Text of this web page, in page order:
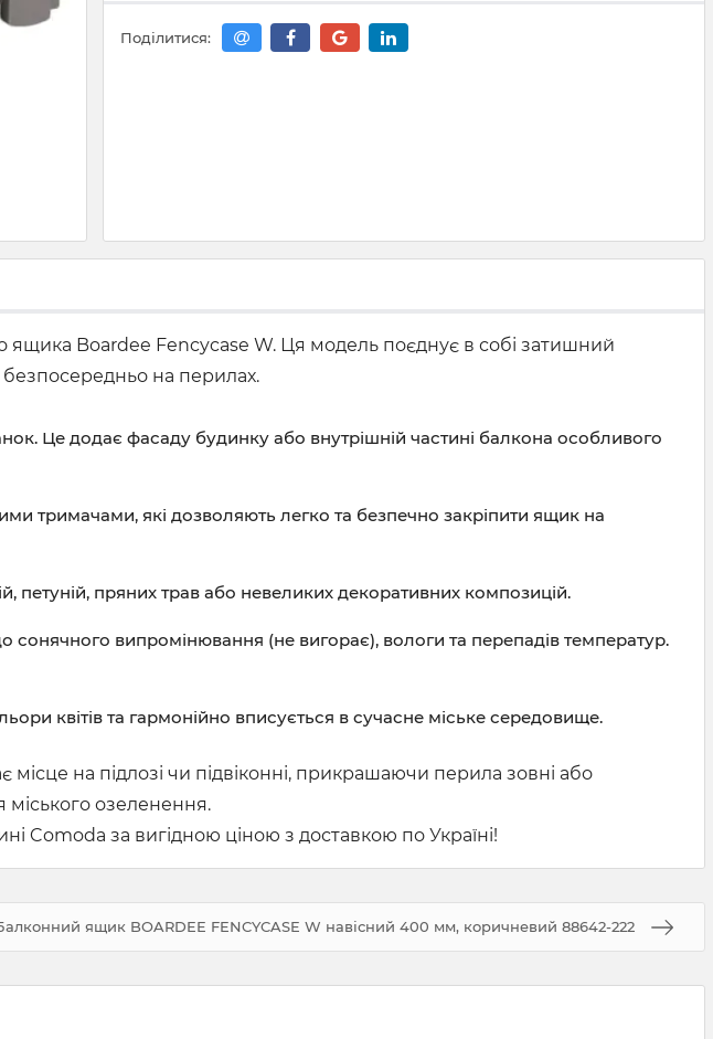
Поділитися:
ящика Boardee Fencycase W. Ця модель поєднує в собі затишний
безпосередньо на перилах.
Це додає фасаду будинку або внутрішній частині балкона особливого
тримачами, які дозволяють легко та безпечно закріпити ящик на
петуній, пряних трав або невеликих декоративних композицій.
сонячного випромінювання (не вигорає), вологи та перепадів температур.
квітів та гармонійно вписується в сучасне міське середовище.
на підлозі чи підвіконні, прикрашаючи перила зовні або
міського озеленення.
Comoda за вигідною ціною з доставкою по Україні!
ящик BOARDEE FENCYCASE W навісний 400 мм, коричневий 88642-222